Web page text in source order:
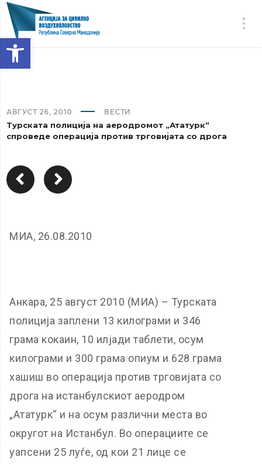
Open toolbar
АВГУСТ 26, 2010 ВЕСТИ
Турската полиција на аеродромот „Ататурк“
спроведе операција против трговијата со дрога
МИА, 26.08.2010
Анкара, 25 август 2010 (МИА) – Турската
полиција заплени 13 килограми и 346
грама кокаин, 10 илјади таблети, осум
килограми и 300 грама опиум и 628 грама
хашиш во операција против трговијата со
дрога на истанбулскиот аеродром
„Ататурк“ и на осум различни места во
округот на Истанбул. Во операциите се
уапсени 25 луѓе, од кои 21 лице се